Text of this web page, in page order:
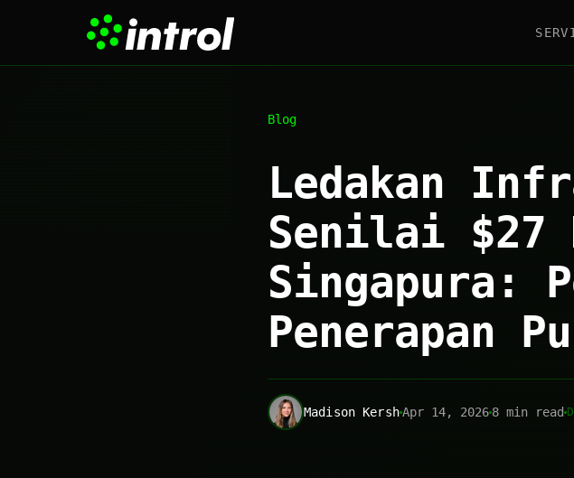
Blog
Ledakan
Senilai
Singapura:
Penerapan
Madison KershApr 14, 20268 min read